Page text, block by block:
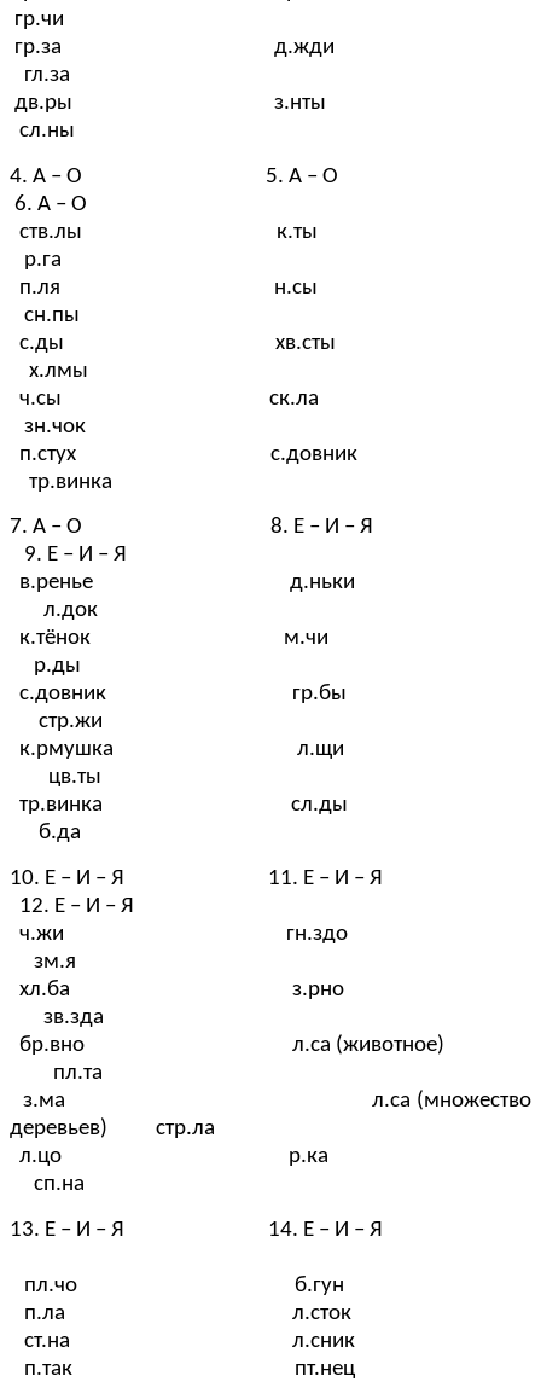
гр.чи
гр.за д.жди
гл.за
дв.ры з.нты
сл.ны
4. А – О 5. А – О
6. А – О
ств.лы к.ты
р.га
п.ля н.сы
сн.пы
с.ды хв.сты
х.лмы
ч.сы ск.ла
зн.чок
п.стух с.довник
тр.винка
7. А – О 8. Е – И – Я
9. Е – И – Я
в.ренье д.ньки
л.док
к.тёнок м.чи
р.ды
с.довник гр.бы
стр.жи
к.рмушка л.щи
цв.ты
тр.винка сл.ды
б.да
10. Е – И – Я 11. Е – И – Я
12. Е – И – Я
ч.жи гн.здо
зм.я
хл.ба з.рно
зв.зда
бр.вно л.са (животное)
пл.та
з.ма л.са (множество
деревьев) стр.ла
л.цо р.ка
сп.на
13. Е – И – Я 14. Е – И – Я
пл.чо б.гун
п.ла л.сток
ст.на л.сник
п.так пт.нец